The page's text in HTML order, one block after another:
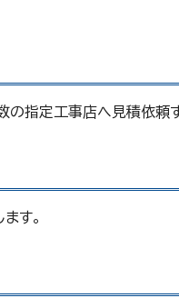
指定工事店へ見積依頼す
す。